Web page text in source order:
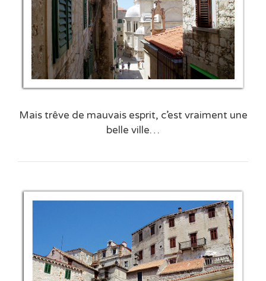
Mais trêve de mauvais esprit, c’est vraiment une
belle ville…